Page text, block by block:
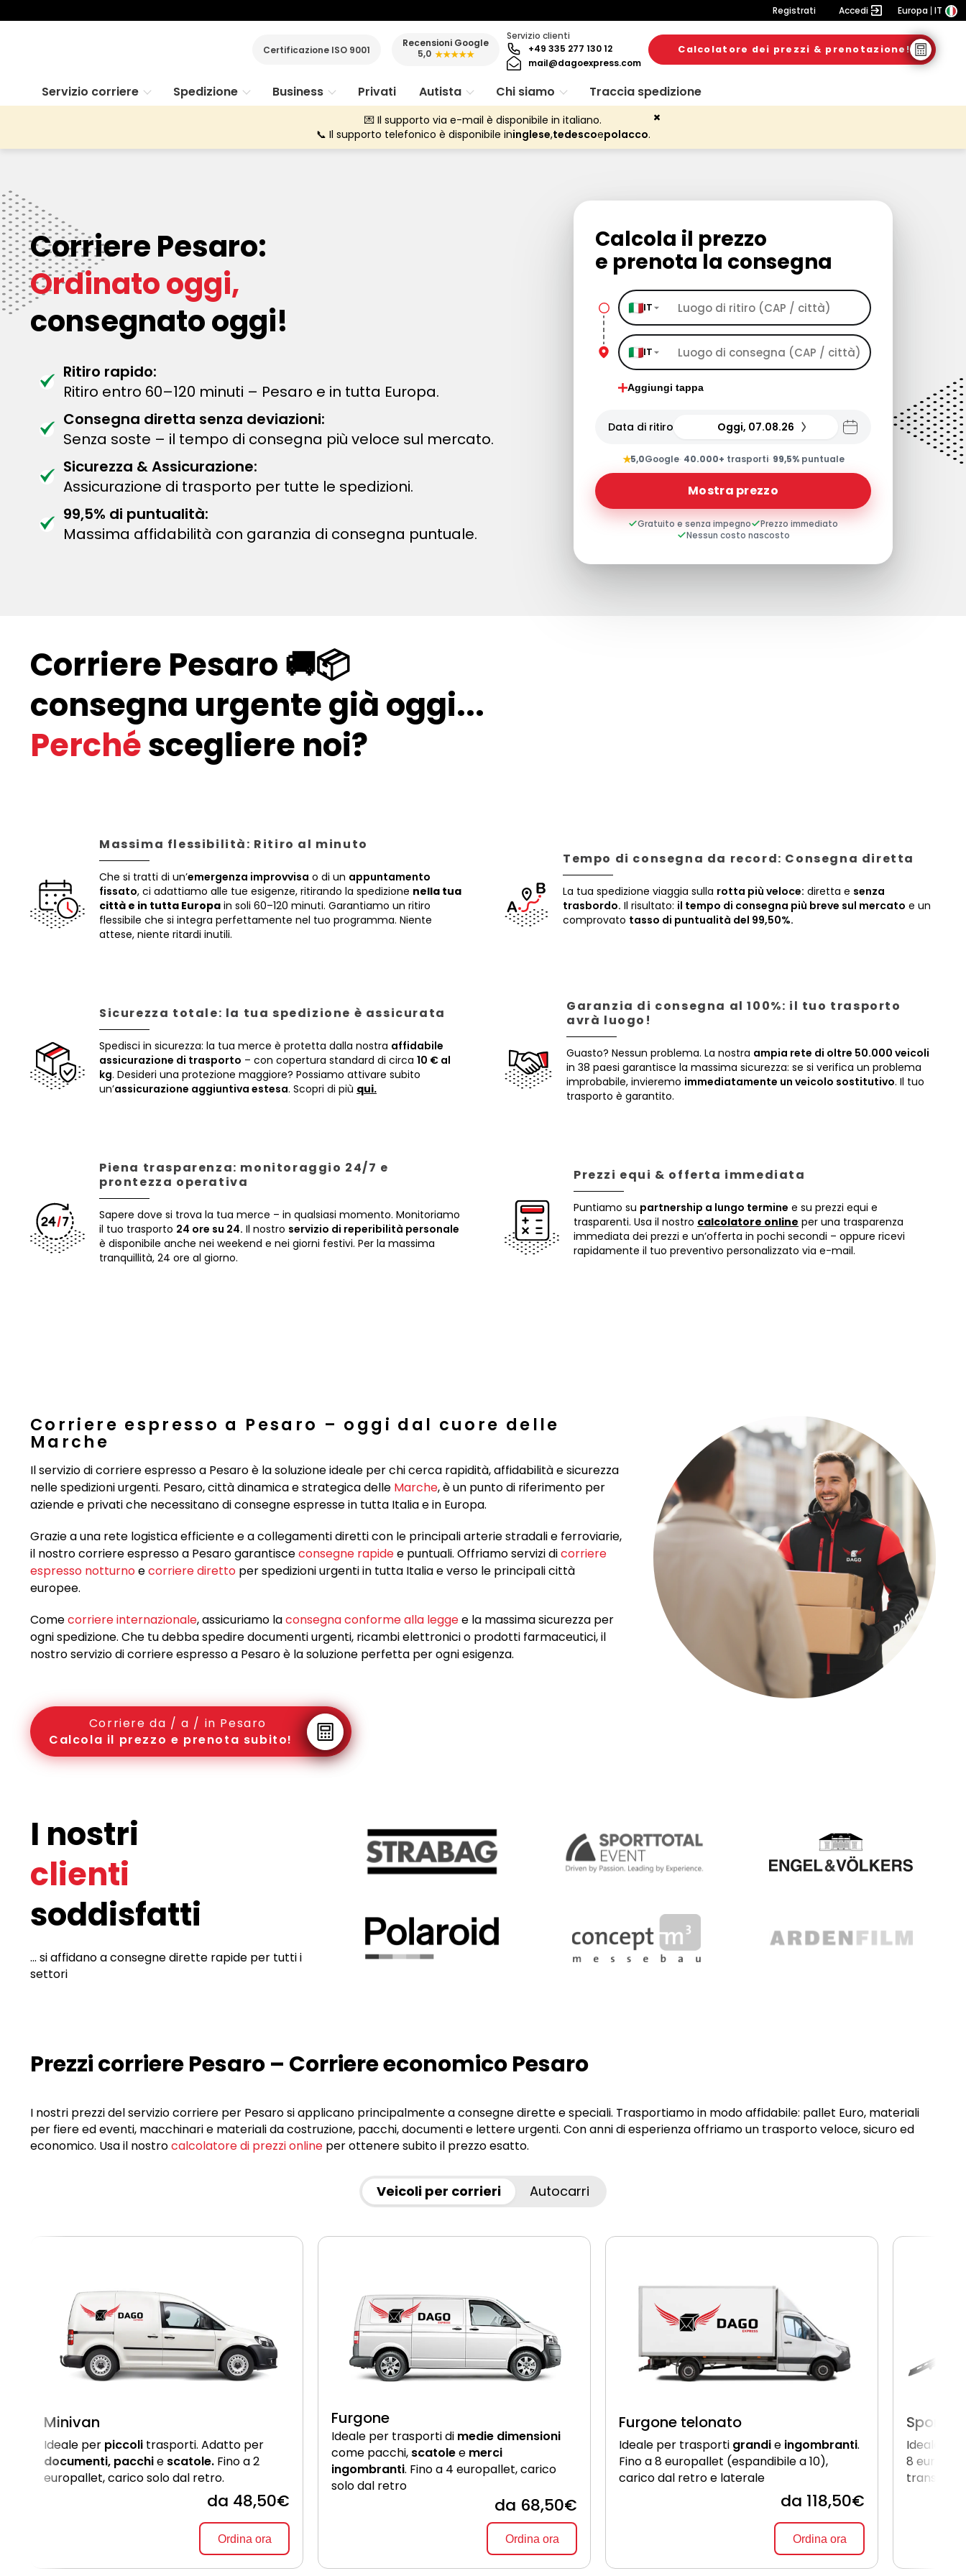
Registrati Accedi Europa IT
Certificazione ISO 9001
Recensioni Google
5,0 ★★★★★
Servizio clienti
+49 335 277 130 12
mail@dagoexpress.com
Calcolatore dei prezzi & prenotazione!
Servizio corriere Spedizione Business Privati Autista Chi siamo Traccia spedizione
💌 Il supporto via e-mail è disponibile in italiano.
📞 Il supporto telefonico è disponibile ininglese,tedescoepolacco.
Corriere Pesaro:
Ordinato oggi,
consegnato oggi!
Ritiro rapido:
Ritiro entro 60–120 minuti – Pesaro e in tutta Europa.
Consegna diretta senza deviazioni:
Senza soste – il tempo di consegna più veloce sul mercato.
Sicurezza & Assicurazione:
Assicurazione di trasporto per tutte le spedizioni.
99,5% di puntualità:
Massima affidabilità con garanzia di consegna puntuale.
Calcola il prezzo
e prenota la consegna
IT
IT
Aggiungi tappa
Data di ritiro Oggi, 07.08.26
★5,0Google· 40.000+ trasporti· 99,5%puntuale
Mostra prezzo
Gratuito e senza impegno
Prezzo immediato
Nessun costo nascosto
Corriere Pesaro 🚚📦
consegna urgente già oggi...
Perchéscegliere noi?
Massima flessibilità: Ritiro al minuto
Che si tratti di un’emergenza improvvisa o di un appuntamento
fissato, ci adattiamo alle tue esigenze, ritirando la spedizione nella tua
città e in tutta Europa in soli 60–120 minuti. Garantiamo un ritiro
flessibile che si integra perfettamente nel tuo programma. Niente
attese, niente ritardi inutili.
Tempo di consegna da record: Consegna diretta
La tua spedizione viaggia sulla rotta più veloce: diretta e senza
trasbordo. Il risultato: il tempo di consegna più breve sul mercato e un
comprovato tasso di puntualità del 99,50%.
Sicurezza totale: la tua spedizione è assicurata
Spedisci in sicurezza: la tua merce è protetta dalla nostra affidabile
assicurazione di trasporto – con copertura standard di circa 10 € al
kg. Desideri una protezione maggiore? Possiamo attivare subito
un’assicurazione aggiuntiva estesa. Scopri di più qui.
Garanzia di consegna al 100%: il tuo trasporto
avrà luogo!
Guasto? Nessun problema. La nostra ampia rete di oltre 50.000 veicoli
in 38 paesi garantisce la massima sicurezza: se si verifica un problema
improbabile, invieremo immediatamente un veicolo sostitutivo. Il tuo
trasporto è garantito.
Piena trasparenza: monitoraggio 24/7 e
prontezza operativa
Sapere dove si trova la tua merce – in qualsiasi momento. Monitoriamo
il tuo trasporto 24 ore su 24. Il nostro servizio di reperibilità personale
è disponibile anche nei weekend e nei giorni festivi. Per la massima
tranquillità, 24 ore al giorno.
Prezzi equi & offerta immediata
Puntiamo su partnership a lungo termine e su prezzi equi e
trasparenti. Usa il nostro calcolatore online per una trasparenza
immediata dei prezzi e un’offerta in pochi secondi – oppure ricevi
rapidamente il tuo preventivo personalizzato via e-mail.
Corriere espresso a Pesaro – oggi dal cuore delle
Marche
Il servizio di corriere espresso a Pesaro è la soluzione ideale per chi cerca rapidità, affidabilità e sicurezza
nelle spedizioni urgenti. Pesaro, città dinamica e strategica delle Marche, è un punto di riferimento per
aziende e privati che necessitano di consegne espresse in tutta Italia e in Europa.
Grazie a una rete logistica efficiente e a collegamenti diretti con le principali arterie stradali e ferroviarie,
il nostro corriere espresso a Pesaro garantisceconsegne rapidee puntuali. Offriamo servizi dicorriere
espresso notturnoecorriere diretto per spedizioni urgenti in tutta Italia e verso le principali città
europee.
Comecorriere internazionale, assicuriamo laconsegna conforme alla leggee la massima sicurezza per
ogni spedizione. Che tu debba spedire documenti urgenti, ricambi elettronici o prodotti farmaceutici, il
nostro servizio di corriere espresso a Pesaro è la soluzione perfetta per ogni esigenza.
Corriere da / a / in Pesaro
Calcola il prezzo e prenota subito!
I nostri
clienti
soddisfatti
... si affidano a consegne dirette rapide per tutti i
settori
Prezzi corriere Pesaro – Corriere economico Pesaro
I nostri prezzi del servizio corriere per Pesaro si applicano principalmente a consegne dirette e speciali. Trasportiamo in modo affidabile: pallet Euro, materiali
per fiere ed eventi, macchinari e materiali da costruzione, pacchi, documenti e lettere urgenti. Con anni di esperienza offriamo un trasporto veloce, sicuro ed
economico. Usa il nostrocalcolatore di prezzi online per ottenere subito il prezzo esatto.
Veicoli per corrieri Autocarri
Minivan
Ideale per piccoli trasporti. Adatto per
documenti, pacchie scatole. Fino a 2
europallet, carico solo dal retro.
da 48,50€
Ordina ora
Furgone
Ideale per trasporti di medie dimensioni
come pacchi, scatolee merci
ingombranti. Fino a 4 europallet, carico
solo dal retro
da 68,50€
Ordina ora
Furgone telonato
Ideale per trasporti grandie ingombranti.
Fino a 8 europallet (espandibile a 10),
carico dal retro e laterale
da 118,50€
Ordina ora
Ideale
8